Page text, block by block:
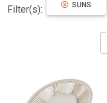
Filter(s): SUNS